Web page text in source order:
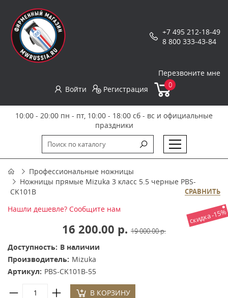
+7 495 212-18-49
8 800 333-43-84
Перезвоните мне
Войти
Регистрация 0
10:00 - 20:00 пн - пт, 10:00 - 18:00 сб - вс и официальные
праздники
Профессиональные ножницы
Ножницы прямые Mizuka 3 класс 5.5 черные PBS-
CK101B
скидка -15%
СРАВНИТЬ
Нашли дешевле? Сообщите нам
16 200.00 р. 19 000.00 р.
Доступность: В наличии
Производитель: Mizuka
Артикул: PBS-CK101B-55
В КОРЗИНУ